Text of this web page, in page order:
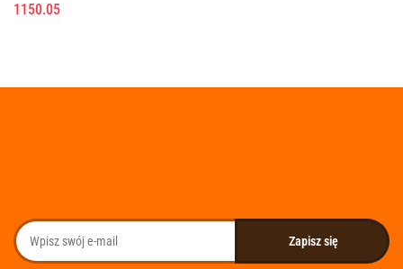
1150.05